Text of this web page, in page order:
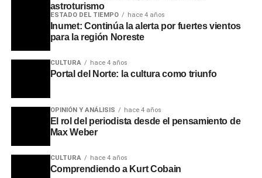
astroturismo
ESTADO DEL TIEMPO hace 4 años
Inumet: Continúa la alerta por fuertes vientos
para la región Noreste
CULTURA hace 4 años
Portal del Norte: la cultura como triunfo
OPINIÓN Y ANÁLISIS hace 4 años
El rol del periodista desde el pensamiento de
Max Weber
CULTURA hace 4 años
Comprendiendo a Kurt Cobain